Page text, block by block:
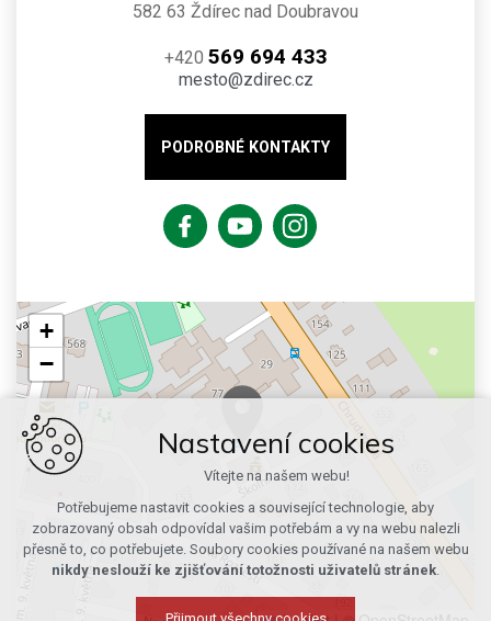
582 63 Ždírec nad Doubravou
+420 569 694 433
mesto@zdirec.cz
PODROBNÉ KONTAKTY
+
−
Nastavení cookies
Vítejte na našem webu!
Potřebujeme nastavit cookies a související technologie, aby
zobrazovaný obsah odpovídal vašim potřebám a vy na webu nalezli
přesně to, co potřebujete. Soubory cookies používané na našem webu
nikdy neslouží ke zjišťování totožnosti uživatelů stránek.